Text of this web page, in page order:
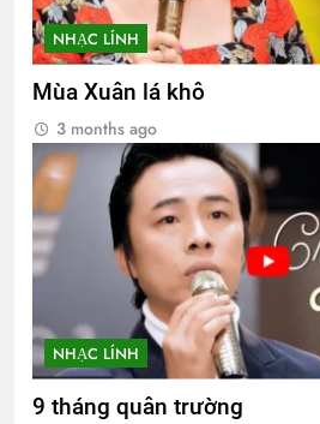
NHẠC LÍNH
Mùa Xuân lá khô
3 months ago
NHẠC LÍNH
9 tháng quân trường